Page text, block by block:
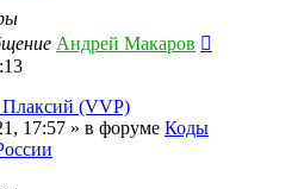
Андрей Макаров
Плаксий (VVP)
17:57 » в форуме Коды